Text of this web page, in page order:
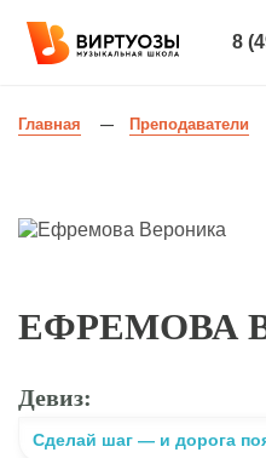
8
Главная — Преподаватели
ЕФРЕМОВА
Девиз:
Сделай шаг — и дорога